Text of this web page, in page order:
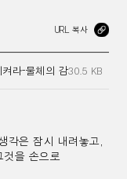
URL 복사
라-물체의 감각 새롭게
30.5 KB
각은 잠시 내려놓고,
것을 손으로